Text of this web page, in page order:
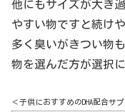
他にもサイズが大き
やすい物ですと続け
多く臭いがきつい物
物を選んだ方が選択
＜子供におすすめのDHA配合サプ